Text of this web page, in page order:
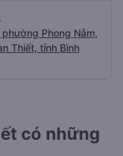
phường Phong Nẫm,
Thiết, tỉnh Bình
có những